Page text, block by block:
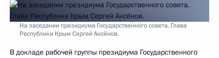
На заседании президиума Государственного совета. Глава
Республики Крым Сергей Аксёнов.
В докладе рабочей группы президиума Государственного